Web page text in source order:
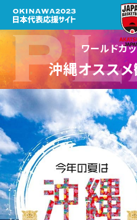
ワールドカ
沖縄オスス